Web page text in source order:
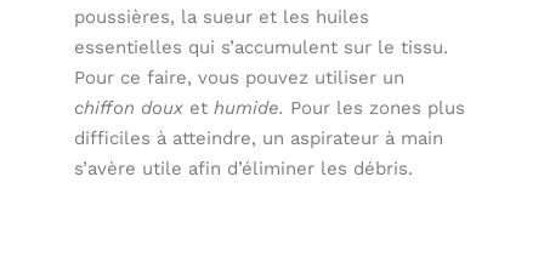
poussières, la sueur et les huiles
essentielles qui s’accumulent sur le tissu.
Pour ce faire, vous pouvez utiliser un
chiffon doux ethumide. Pour les zones plus
difficiles à atteindre, un aspirateur à main
s’avère utile afin d’éliminer les débris.